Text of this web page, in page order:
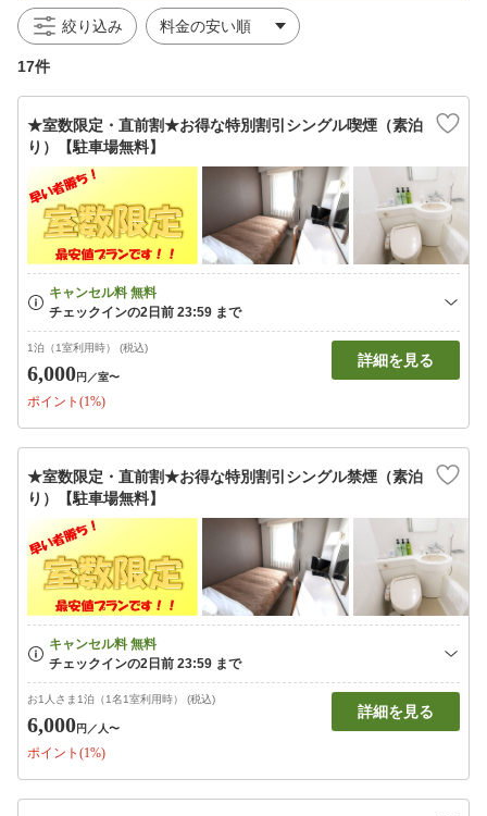
絞り込み
17件
★室数限定・直前割★お得な特別割引シングル喫煙（素泊
り）【駐車場無料】
1泊（1室利用時） (税込)
6,000円 ／室〜
ポイント(1%)
詳細を見る
★室数限定・直前割★お得な特別割引シングル禁煙（素泊
り）【駐車場無料】
お1人さま1泊（1名1室利用時） (税込)
6,000円 ／人〜
ポイント(1%)
詳細を見る